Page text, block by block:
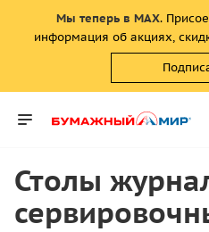
Мы теперь в MAX.
информация об акциях,
Столы